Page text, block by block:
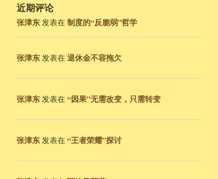
近期评论
张津东 发表在制度的“反脆弱”哲学
张津东 发表在退休金不容拖欠
张津东 发表在“因果”无需改变，只需转变
张津东 发表在“王者荣耀”探讨